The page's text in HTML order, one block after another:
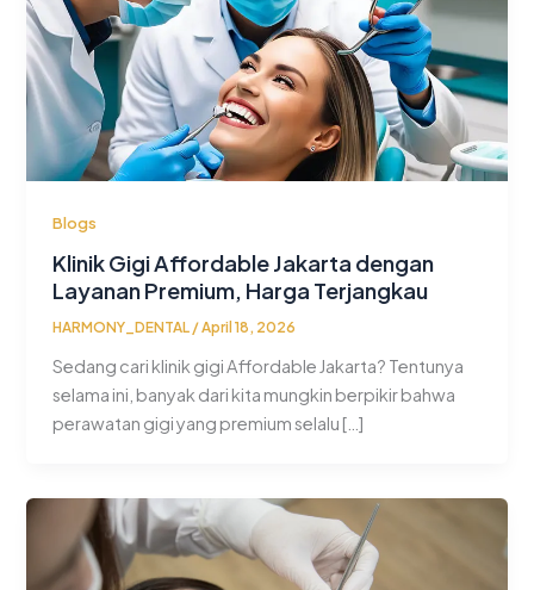
Blogs
Klinik Gigi Affordable Jakarta dengan
Layanan Premium, Harga Terjangkau
HARMONY_DENTAL /April 18, 2026
Sedang cari klinik gigi Affordable Jakarta? Tentunya
selama ini, banyak dari kita mungkin berpikir bahwa
perawatan gigi yang premium selalu […]